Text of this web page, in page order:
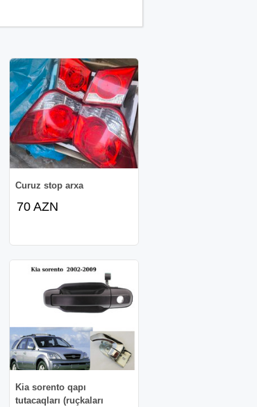
Curuz stop arxa
70 AZN
Kia sorento qapı
tutacaqları (ruçkaları